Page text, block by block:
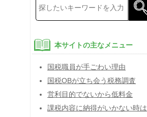
本サイトの主なメニュー
国税職員が手ごわい理由
国税OBが立ち会う税務調査
営利目的でないから低料金
課税内容に納得がいかない時は